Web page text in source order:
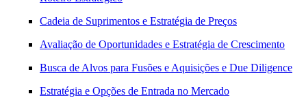
Cadeia de Suprimentos e Estratégia de Preços
Avaliação de Oportunidades e Estratégia de Crescimento
Busca de Alvos para Fusões e Aquisições e Due Diligence
Estratégia e Opções de Entrada no Mercado